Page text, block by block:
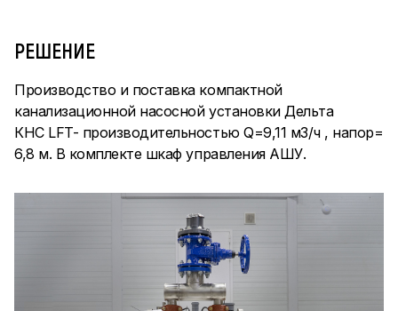
РЕШЕНИЕ
Производство и поставка компактной
канализационной насосной установки Дельта
КНС LFT- производительностью Q=9,11 м3/ч , напор=
6,8 м. В комплекте шкаф управления АШУ.